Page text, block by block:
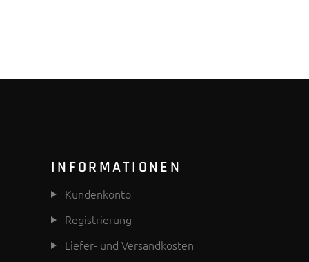
INFORMATIONEN
Kundenkonto
Registrierung
Liefer- und Versandkosten